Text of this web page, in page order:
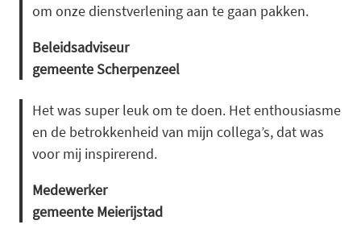
om onze dienstverlening aan te gaan pakken.
Beleidsadviseur
gemeente Scherpenzeel
Het was super leuk om te doen. Het enthousiasme
en de betrokkenheid van mijn collega’s, dat was
voor mij inspirerend.
Medewerker
gemeente Meierijstad